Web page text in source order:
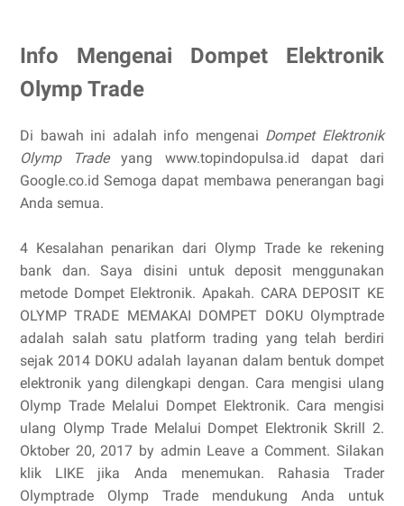
Info Mengenai Dompet Elektronik
Olymp Trade
Di bawah ini adalah info mengenai Dompet Elektronik
Olymp Tradeyang www.topindopulsa.id dapat dari
Google.co.id Semoga dapat membawa penerangan bagi
Anda semua.
4 Kesalahan penarikan dari Olymp Trade ke rekening
bank dan. Saya disini untuk deposit menggunakan
metode Dompet Elektronik. Apakah. CARA DEPOSIT KE
OLYMP TRADE MEMAKAI DOMPET DOKU Olymptrade
adalah salah satu platform trading yang telah berdiri
sejak 2014 DOKU adalah layanan dalam bentuk dompet
elektronik yang dilengkapi dengan. Cara mengisi ulang
Olymp Trade Melalui Dompet Elektronik. Cara mengisi
ulang Olymp Trade Melalui Dompet Elektronik Skrill 2.
Oktober 20, 2017 by admin Leave a Comment. Silakan
klik LIKE jika Anda menemukan. Rahasia Trader
Olymptrade Olymp Trade mendukung Anda untuk